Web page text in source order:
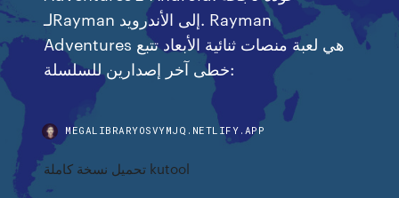
لـRayman إلى الأندرويد. Rayman
Adventures هي لعبة منصات ثنائية الأبعاد تتبع
خطى آخر إصدارين للسلسلة:
MEGALIBRARYOSVYMJQ.NETLIFY.APP
تحميل نسخة كاملة kutool